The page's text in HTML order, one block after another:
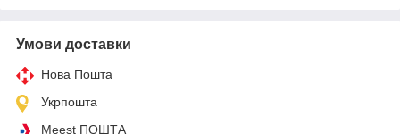
Умови доставки
Нова Пошта
Укрпошта
Meest ПОШТА